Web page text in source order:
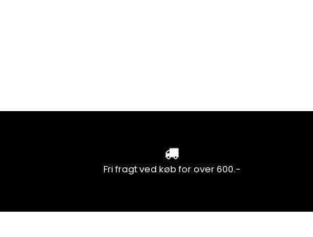
Fri fragt ved køb for over 600.-